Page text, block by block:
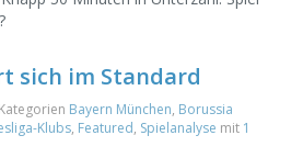
sich im Standard
Bayern München, Borussia
Klubs, Featured, Spielanalyse mit 1